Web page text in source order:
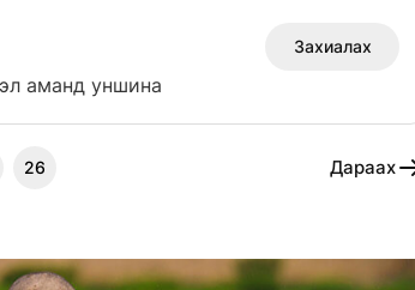
Захиалах
аманд уншина
26 Дараах